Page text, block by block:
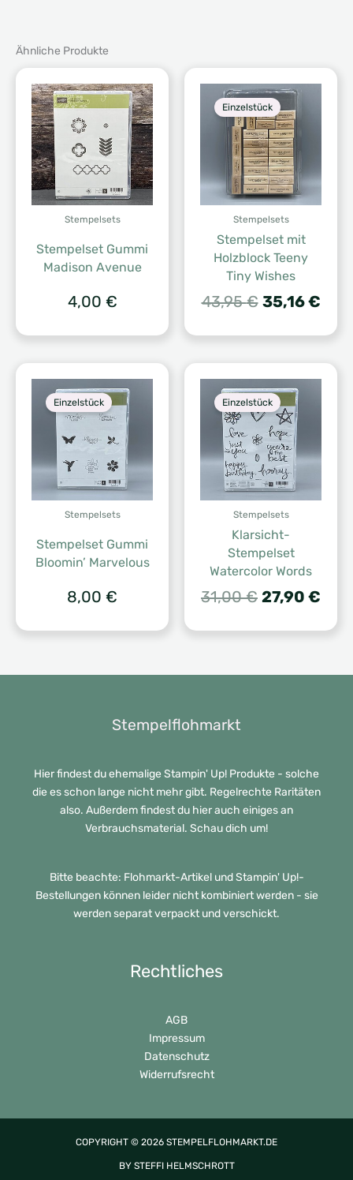
Ähnliche Produkte
Stempelsets
Stempelset Gummi
Madison Avenue
4,00 €
Einzelstück
Stempelsets
Stempelset mit
Holzblock Teeny
Tiny Wishes
43,95€
war:
43,95 €
35,16€
ist:
Einzelstück
Stempelsets
Stempelset Gummi
Bloomin’ Marvelous
8,00 €
Einzelstück
Stempelsets
Klarsicht-
Stempelset
Watercolor Words
31,00€
war:
27,90 €
ist:
Stempelflohmarkt
Hier findest du ehemalige Stampin' Up! Produkte - solche
die es schon lange nicht mehr gibt. Regelrechte Raritäten
also. Außerdem findest du hier auch einiges an
Verbrauchsmaterial. Schau dich um!
Bitte beachte: Flohmarkt-Artikel und Stampin' Up!-
Bestellungen können leider nicht kombiniert werden - sie
werden separat verpackt und verschickt.
Rechtliches
AGB
Impressum
Datenschutz
Widerrufsrecht
COPYRIGHT © 2026 STEMPELFLOHMARKT.DE
BY STEFFI HELMSCHROTT